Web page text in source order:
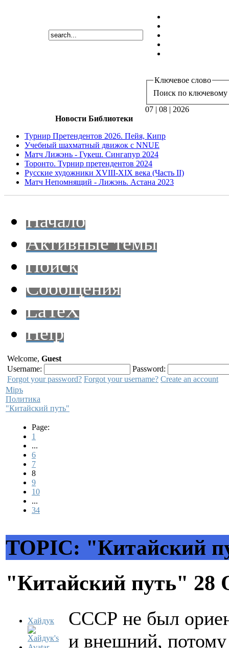
Ключевое слово
Поиск по ключевому
07 | 08 | 2026
Новости Библиотеки
Турнир Претендентов 2026. Пейя, Кипр
Учебный шахматный движок с NNUE
Матч Лижэнь - Гукеш. Сингапур 2024
Торонто. Турнир претендентов 2024
Русские художники XVIII-XIX века (Часть II)
Матч Непомнящий - Лижэнь. Астана 2023
Начало
Активные темы
Поиск
Сообщения
LaTeX
Help
Welcome, Guest
Username:
Password:
Forgot your password? Forgot your username? Create an account
Мiръ
Политика
"Китайский путь"
Page:
1
...
6
7
8
9
10
...
34
TOPIC: "Китайский
"Китайский путь" 28
Хайдук
СССР не был
и внешний, потому